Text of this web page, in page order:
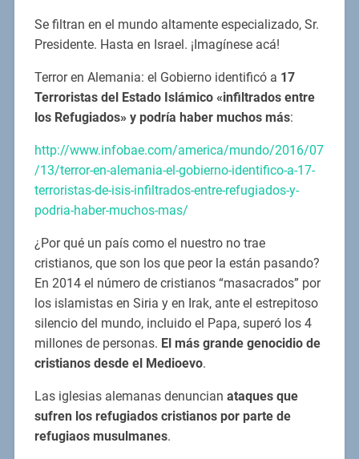
Se filtran en el mundo altamente especializado, Sr.
Presidente. Hasta en Israel. ¡Imagínese acá!
Terror en Alemania: el Gobierno identificó a 17
Terroristas del Estado Islámico «infiltrados entre
los Refugiados» y podría haber muchos más:
http://www.infobae.com/america/mundo/2016/07
/13/terror-en-alemania-el-gobierno-identifico-a-17-
terroristas-de-isis-infiltrados-entre-refugiados-y-
podria-haber-muchos-mas/
¿Por qué un país como el nuestro no trae
cristianos, que son los que peor la están pasando?
En 2014 el número de cristianos “masacrados” por
los islamistas en Siria y en Irak, ante el estrepitoso
silencio del mundo, incluido el Papa, superó los 4
millones de personas. El más grande genocidio de
cristianos desde el Medioevo.
Las iglesias alemanas denuncian ataques que
sufren los refugiados cristianos por parte de
refugiaos musulmanes.